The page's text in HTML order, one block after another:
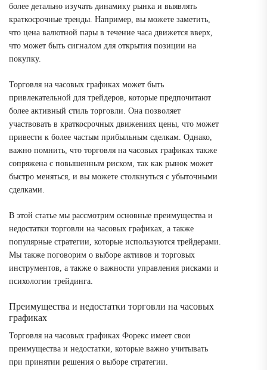
более детально изучать динамику рынка и выявлять
краткосрочные тренды. Например, вы можете заметить,
что цена валютной пары в течение часа движется вверх,
что может быть сигналом для открытия позиции на
покупку.
Торговля на часовых графиках может быть
привлекательной для трейдеров, которые предпочитают
более активный стиль торговли. Она позволяет
участвовать в краткосрочных движениях цены, что может
привести к более частым прибыльным сделкам. Однако,
важно помнить, что торговля на часовых графиках также
сопряжена с повышенным риском, так как рынок может
быстро меняться, и вы можете столкнуться с убыточными
сделками.
В этой статье мы рассмотрим основные преимущества и
недостатки торговли на часовых графиках, а также
популярные стратегии, которые используются трейдерами.
Мы также поговорим о выборе активов и торговых
инструментов, а также о важности управления рисками и
психологии трейдинга.
Преимущества и недостатки торговли на часовых
графиках
Торговля на часовых графиках Форекс имеет свои
преимущества и недостатки, которые важно учитывать
при принятии решения о выборе стратегии.